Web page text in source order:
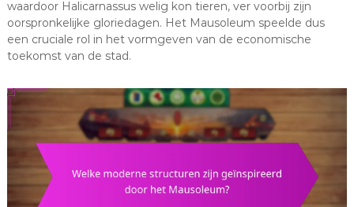
waardoor Halicarnassus welig kon tieren, ver voorbij zijn
oorspronkelijke gloriedagen. Het Mausoleum speelde dus
een cruciale rol in het vormgeven van de economische
toekomst van de stad.